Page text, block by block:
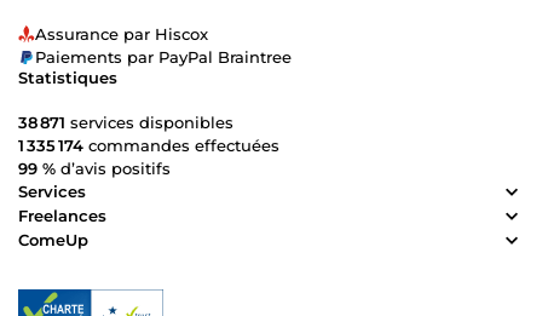
Assurance par Hiscox
Paiements par PayPal Braintree
Statistiques
38 871 services disponibles
1 335 174 commandes effectuées
99 % d’avis positifs
Services
Freelances
ComeUp